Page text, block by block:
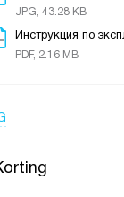
JPG, 43.28 KB
Инструкция по
PDF, 2.16 MB